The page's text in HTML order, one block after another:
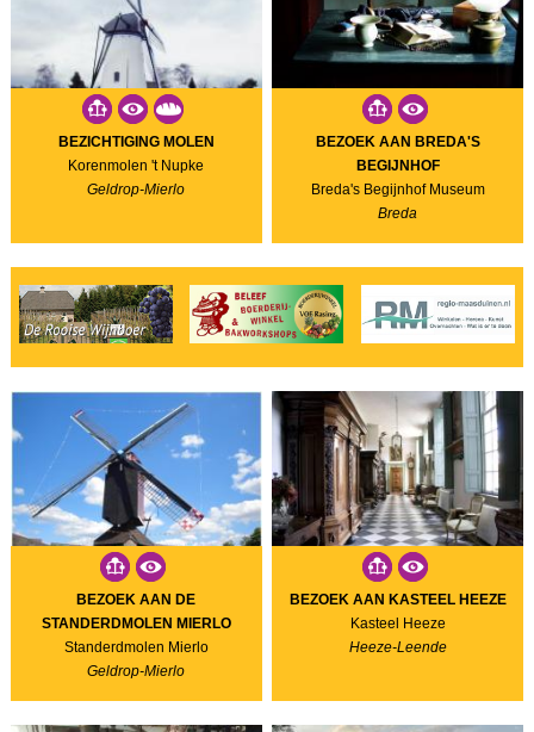
BEZICHTIGING MOLEN
Korenmolen 't Nupke
Geldrop-Mierlo
BEZOEK AAN BREDA'S
BEGIJNHOF
Breda's Begijnhof Museum
Breda
BEZOEK AAN DE
STANDERDMOLEN MIERLO
Standerdmolen Mierlo
Geldrop-Mierlo
BEZOEK AAN KASTEEL HEEZE
Kasteel Heeze
Heeze-Leende